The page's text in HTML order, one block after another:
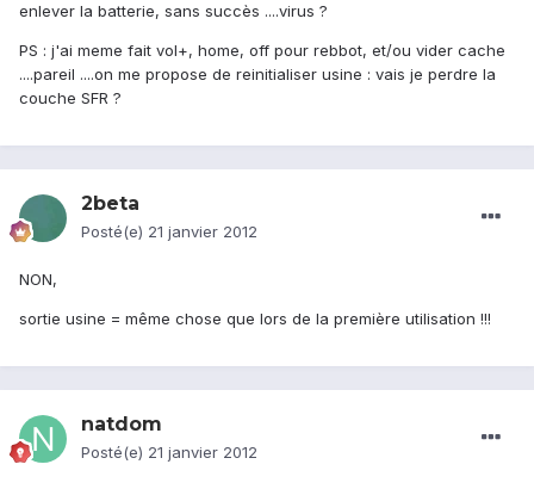
enlever la batterie, sans succès ....virus ?
PS : j'ai meme fait vol+, home, off pour rebbot, et/ou vider cache
....pareil ....on me propose de reinitialiser usine : vais je perdre la
couche SFR ?
2beta
Posté(e) 21 janvier 2012
NON,
sortie usine = même chose que lors de la première utilisation !!!
natdom
Posté(e) 21 janvier 2012